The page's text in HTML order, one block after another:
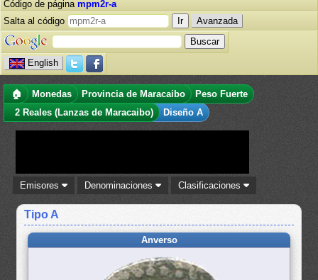
Código de página mpm2r-a
Salta al código
Avanzada
English
🏠 Monedas Provincia de Maracaibo
Peso Fuerte
2 Reales (Lanzas de Maracaibo)
Diseño A
Emisores Denominaciones Clasificaciones
Tipo A
Anverso